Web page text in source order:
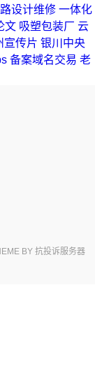
设计维修 一体化
文 吸塑包装厂 云
宣传片 银川中央
备案域名交易 老
BY 抗投诉服务器